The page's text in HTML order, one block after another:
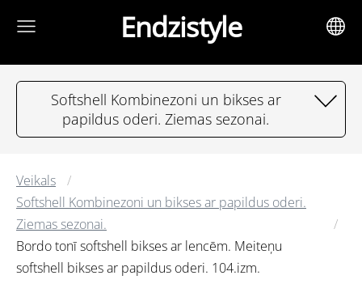
Endzistyle
Softshell Kombinezoni un bikses ar
papildus oderi. Ziemas sezonai.
Veikals
Softshell Kombinezoni un bikses ar papildus oderi.
Ziemas sezonai.
Bordo tonī softshell bikses ar lencēm. Meiteņu
softshell bikses ar papildus oderi. 104.izm.